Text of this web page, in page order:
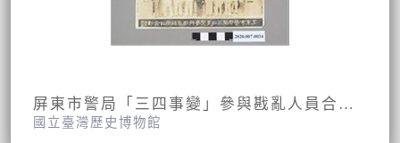
屏東市警局「三四事變」參與戡亂人員合影照片
國立臺灣歷史博物館